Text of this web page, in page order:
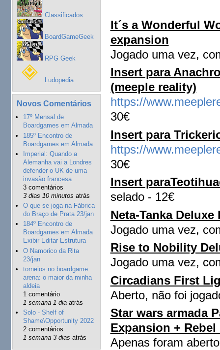
Classificados
BoardGameGeek
RPG Geek
Ludopedia
Novos Comentários
17º Mensal de
Boardgames em Almada
185º Encontro de
Boardgames em Almada
Imperial: Quando a
Alemanha vai a Londres
defender o UK de uma
invasão francesa
3 comentários
3 dias 10 minutos atrás
O que se joga na Fábrica
do Braço de Prata 23/jan
184º Encontro de
Boardgames em Almada
Exibir Editar Estrutura
O Namorico da Rita
23/jan
torneios no boardgame
arena: o maior da minha
aldeia
1 comentário
1 semana 1 diaatrás
Solo - Shelf of
Shame\Opportunity 2022
2 comentários
1 semana 3 dias atrás
It´s a Wonderful
expansion
Jogado uma vez,
Insert para
(meeple reality)
https://
30€
Insert para
https://
30€
Insert
selado - 12€
Neta-Tanka
Jogado uma vez,
Rise to Nobility
Jogado uma vez,
Circadians First
Aberto, não foi
Star wars armada
Expansion +
Apenas foram